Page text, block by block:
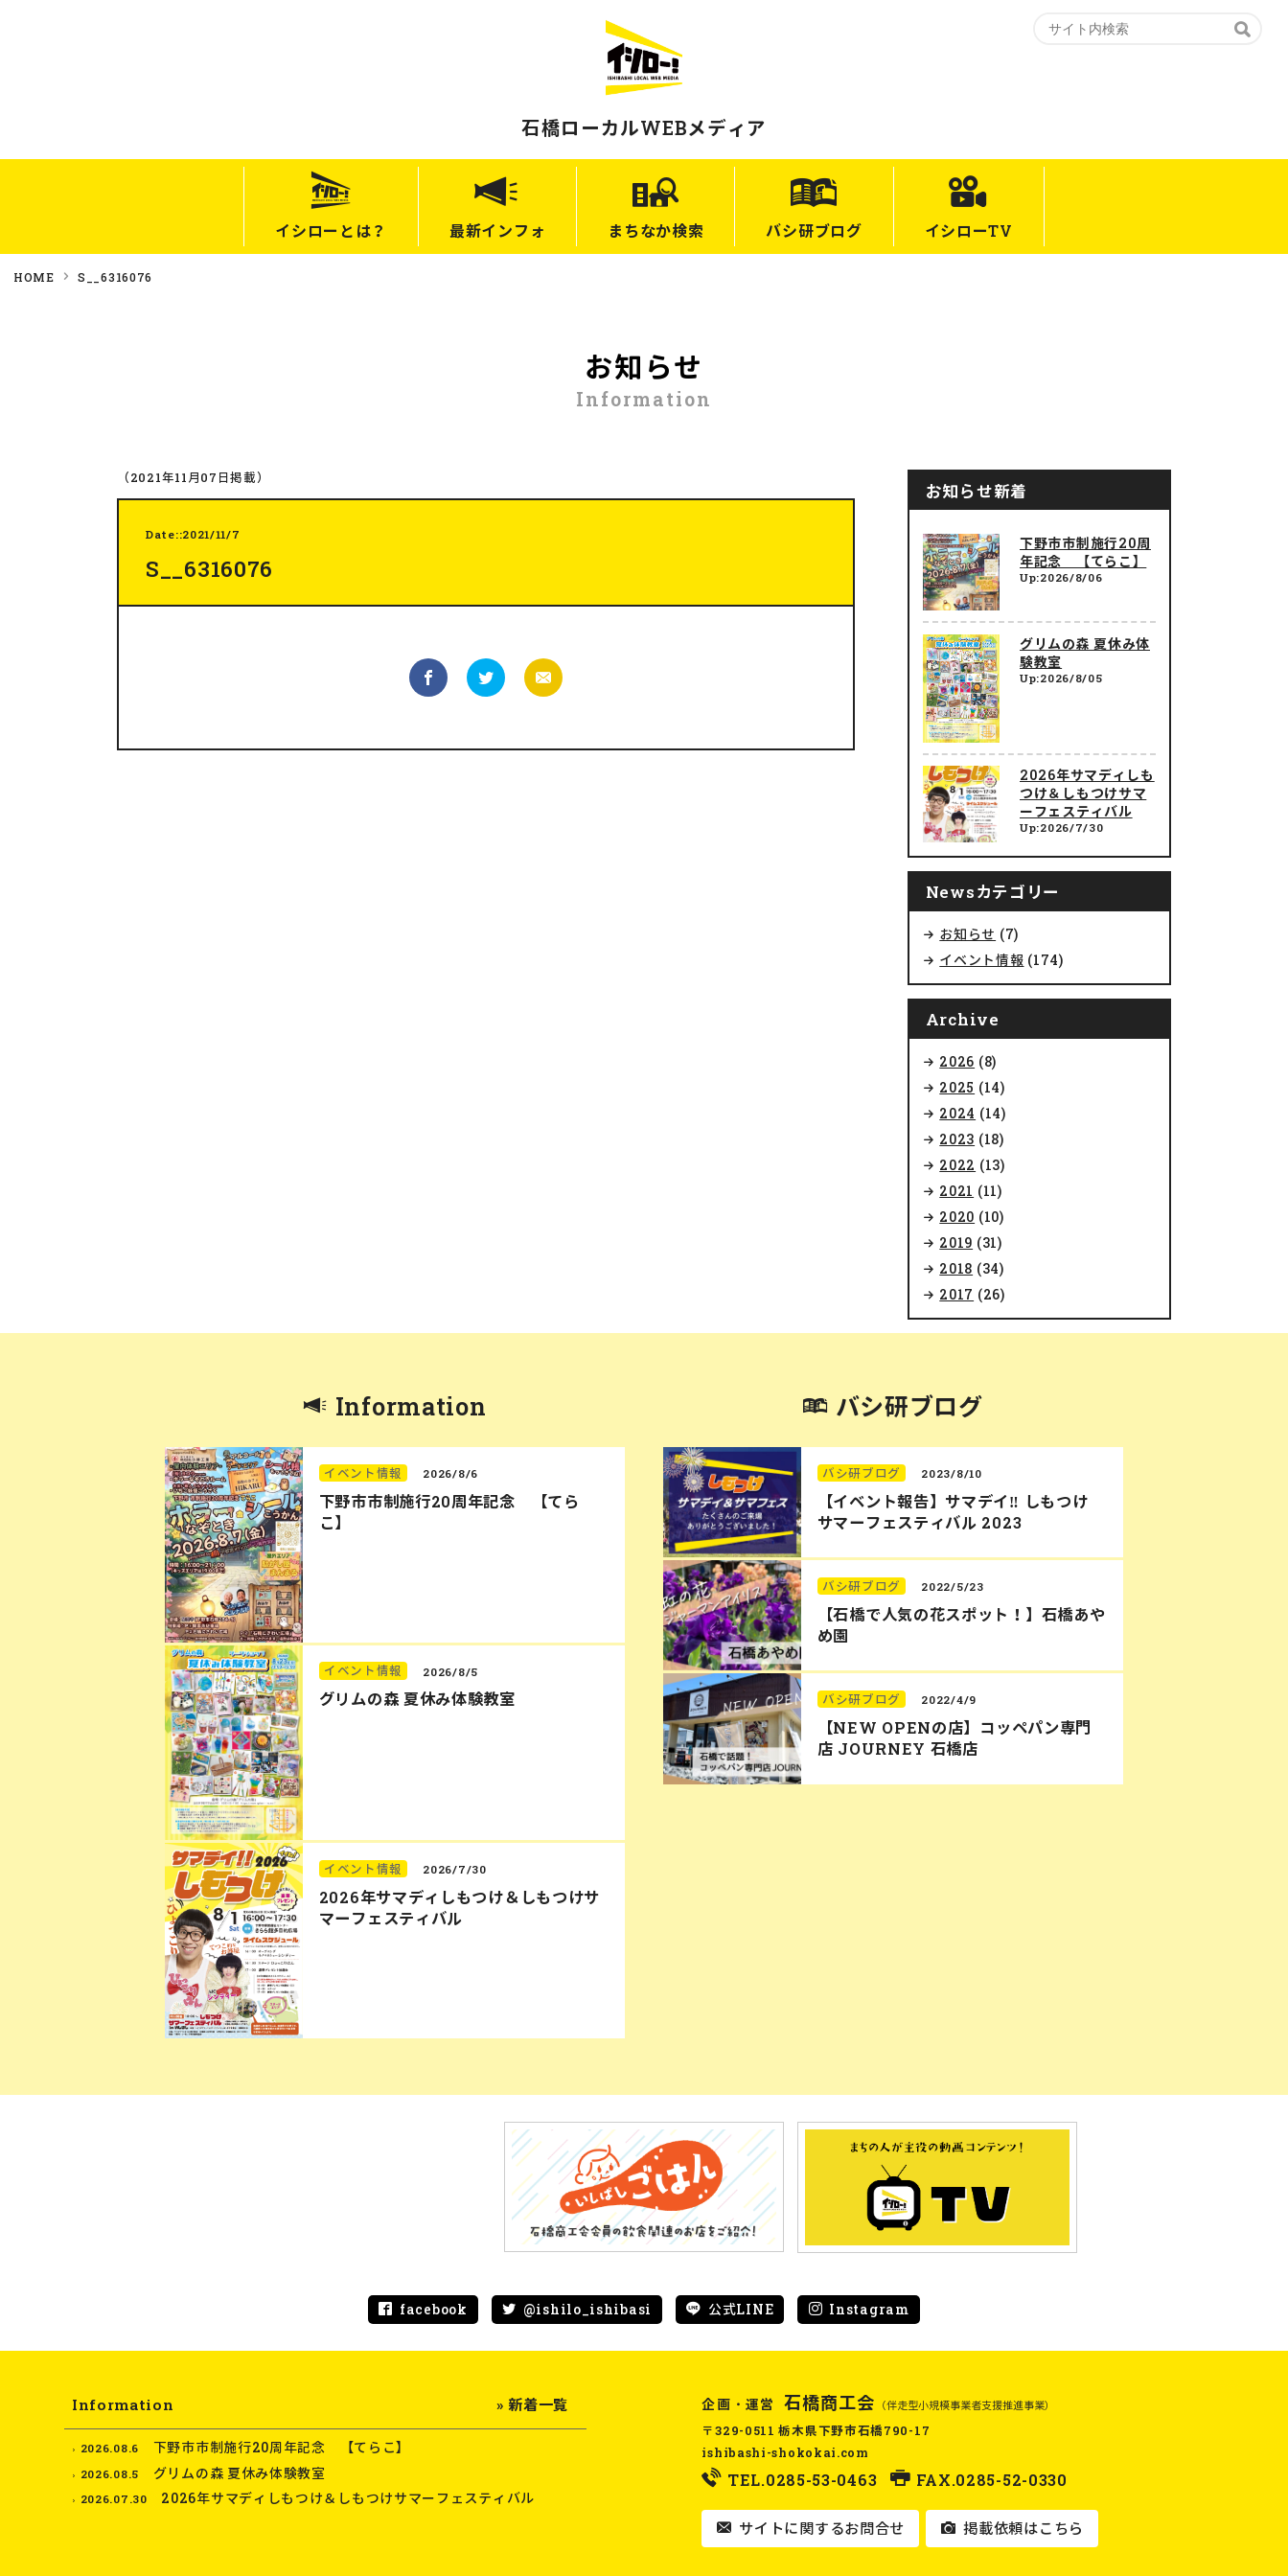
石橋ローカルWEBメディア
イシローとは？ 最新インフォ まちなか検索 バシ研ブログ イシローTV
HOME S__6316076
お知らせ
Information
（2021年11月07日掲載）
Date::2021/11/7
S__6316076
お知らせ新着
下野市市制施行20周
年記念 【てらこ】
Up:2026/8/06
グリムの森 夏休み体
験教室
Up:2026/8/05
2026年サマディしも
つけ＆しもつけサマ
ーフェスティバル
Up:2026/7/30
Newsカテゴリー
お知らせ (7)
イベント情報 (174)
Archive
2026 (8)
2025 (14)
2024 (14)
2023 (18)
2022 (13)
2021 (11)
2020 (10)
2019 (31)
2018 (34)
2017 (26)
Information
イベント情報 2026/8/6
下野市市制施行20周年記念 【てら
こ】
イベント情報 2026/8/5
グリムの森 夏休み体験教室
イベント情報 2026/7/30
2026年サマディしもつけ＆しもつけサ
マーフェスティバル
バシ研ブログ
バシ研ブログ 2023/8/10
【イベント報告】サマデイ‼︎ しもつけ
サマーフェスティバル 2023
バシ研ブログ 2022/5/23
【石橋で人気の花スポット！】石橋あや
め園
バシ研ブログ 2022/4/9
【NEW OPENの店】コッペパン専門
店 JOURNEY 石橋店
facebook @ishilo_ishibasi 公式LINE Instagram
Information » 新着一覧
2026.08.6 下野市市制施行20周年記念 【てらこ】
2026.08.5 グリムの森 夏休み体験教室
2026.07.30 2026年サマディしもつけ＆しもつけサマーフェスティバル
企画・運営 石橋商工会 （伴走型小規模事業者支援推進事業）
〒329-0511 栃木県下野市石橋790-17
ishibashi-shokokai.com
TEL.0285-53-0463 FAX.0285-52-0330
サイトに関するお問合せ 掲載依頼はこちら